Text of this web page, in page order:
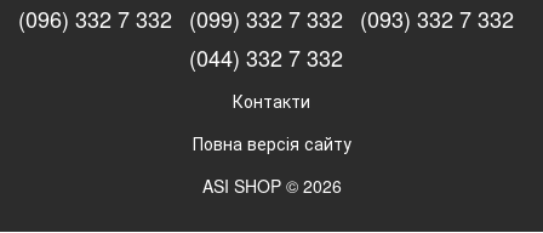
(096) 332 7 332 (099) 332 7 332 (093) 332 7 332
(044) 332 7 332
Контакти
Повна версія сайту
ASI SHOP © 2026